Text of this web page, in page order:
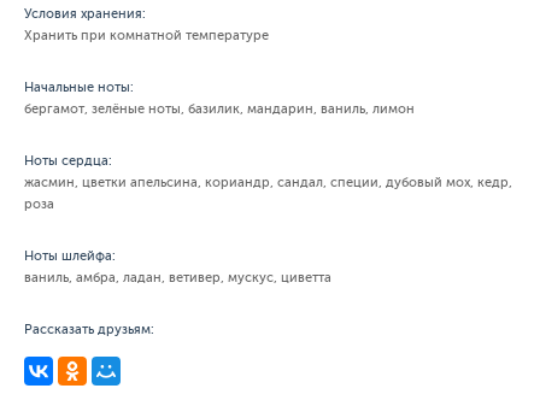
Условия хранения:
Хранить при комнатной температуре
Начальные ноты:
бергамот, зелёные ноты, базилик, мандарин, ваниль, лимон
Ноты сердца:
жасмин, цветки апельсина, кориандр, сандал, специи, дубовый мох, кедр,
роза
Ноты шлейфа:
ваниль, амбра, ладан, ветивер, мускус, циветта
Рассказать друзьям: